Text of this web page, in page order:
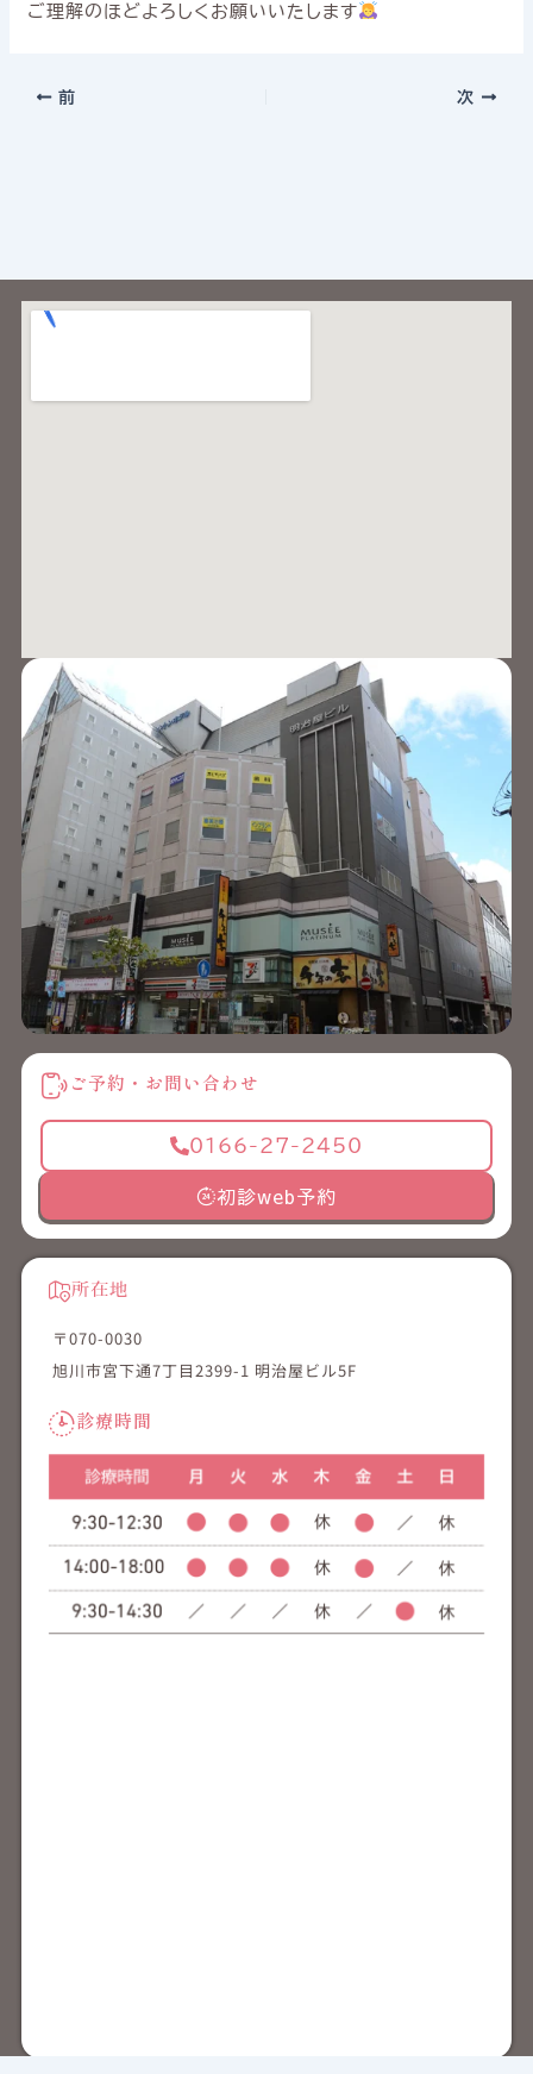
ご理解のほどよろしくお願いいたします
前 次
ご予約・お問い合わせ
0166-27-2450
初診web予約
所在地
〒070-0030
旭川市宮下通7丁目2399-1 明治屋ビル5F
診療時間